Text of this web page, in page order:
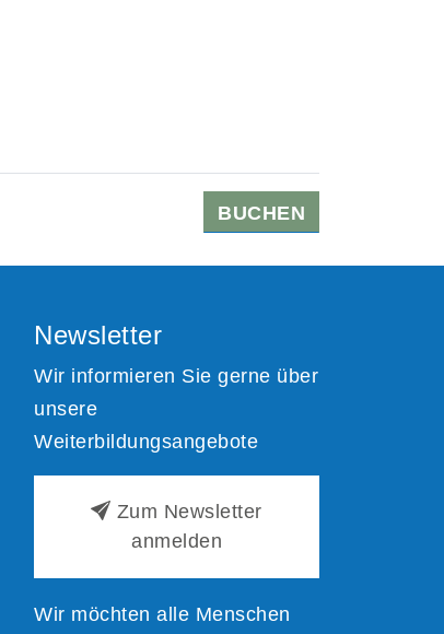
BUCHEN
Newsletter
Wir informieren Sie gerne über
unsere
Weiterbildungsangebote
Zum Newsletter
anmelden
Wir möchten alle Menschen